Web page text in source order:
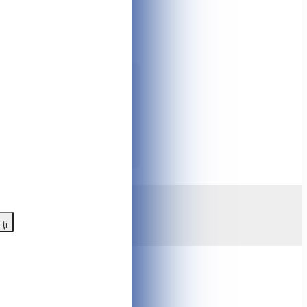
produs: descriere,
la comparație, favorite,
☎️
și multe altele - tot asta pentru
ți